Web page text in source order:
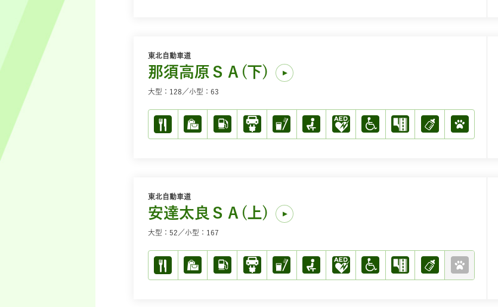
東北自動車道
那須高原ＳＡ(下)
大型：128／小型：63
東北自動車道
安達太良ＳＡ(上)
大型：52／小型：167